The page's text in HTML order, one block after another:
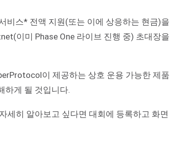
비스* 전액 지원(또는 이에 상응하는 현금)을
이미 Phase One 라이브 진행 중) 초대장을
이 제공하는 상호 운용 가능한 제품
하게 될 것입니다.
세히 알아보고 싶다면 대회에 등록하고 화면